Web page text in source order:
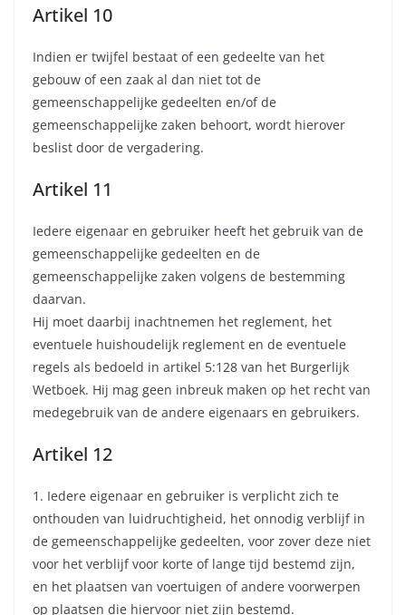
Artikel 10
Indien er twijfel bestaat of een gedeelte van het
gebouw of een zaak al dan niet tot de
gemeenschappelijke gedeelten en/of de
gemeenschappelijke zaken behoort, wordt hierover
beslist door de vergadering.
Artikel 11
Iedere eigenaar en gebruiker heeft het gebruik van de
gemeenschappelijke gedeelten en de
gemeenschappelijke zaken volgens de bestemming
daarvan.
Hij moet daarbij inachtnemen het reglement, het
eventuele huishoudelijk reglement en de eventuele
regels als bedoeld in artikel 5:128 van het Burgerlijk
Wetboek. Hij mag geen inbreuk maken op het recht van
medegebruik van de andere eigenaars en gebruikers.
Artikel 12
1. Iedere eigenaar en gebruiker is verplicht zich te
onthouden van luidruchtigheid, het onnodig verblijf in
de gemeenschappelijke gedeelten, voor zover deze niet
voor het verblijf voor korte of lange tijd bestemd zijn,
en het plaatsen van voertuigen of andere voorwerpen
op plaatsen die hiervoor niet zijn bestemd.